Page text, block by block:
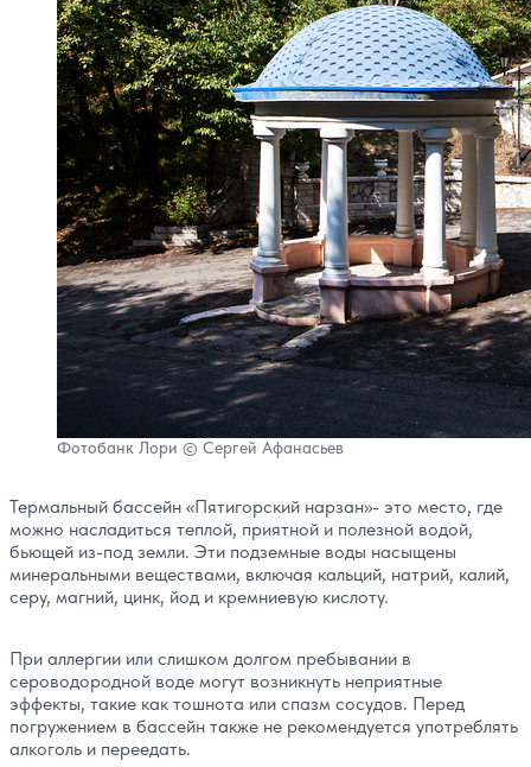
Фотобанк Лори © Сергей Афанасьев
Термальный бассейн «Пятигорский нарзан»- это место, где
можно насладиться теплой, приятной и полезной водой,
бьющей из-под земли. Эти подземные воды насыщены
минеральными веществами, включая кальций, натрий, калий,
серу, магний, цинк, йод и кремниевую кислоту.
При аллергии или слишком долгом пребывании в
сероводородной воде могут возникнуть неприятные
эффекты, такие как тошнота или спазм сосудов. Перед
погружением в бассейн также не рекомендуется употреблять
алкоголь и переедать.